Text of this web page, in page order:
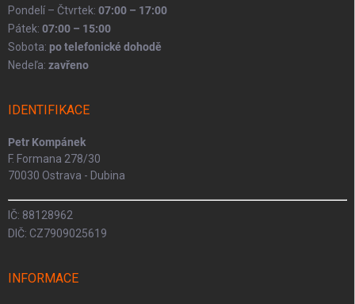
Pondelí – Čtvrtek: 07:00 – 17:00
Pátek: 07:00 – 15:00
Sobota: po telefonické dohodě
Nedeľa: zavřeno
IDENTIFIKACE
Petr Kompánek
F. Formana 278/30
70030 Ostrava - Dubina
IČ: 88128962
DIČ: CZ7909025619
INFORMACE